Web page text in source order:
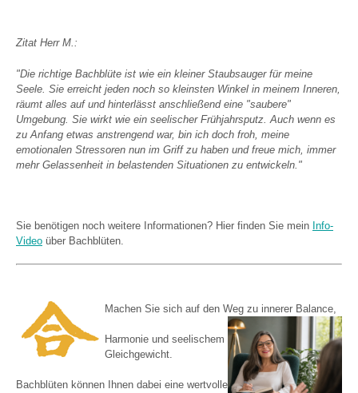
Zitat Herr M.:
"Die richtige Bachblüte ist wie ein kleiner Staubsauger für meine
Seele. Sie erreicht jeden noch so kleinsten Winkel in meinem Inneren,
räumt alles auf und hinterlässt anschließend eine "saubere"
Umgebung. Sie wirkt wie ein seelischer Frühjahrsputz. Auch wenn es
zu Anfang etwas anstrengend war, bin ich doch froh, meine
emotionalen Stressoren nun im Griff zu haben und freue mich, immer
mehr Gelassenheit in belastenden Situationen zu entwickeln."
Sie benötigen noch weitere Informationen? Hier finden Sie mein Info-
Video über Bachblüten.
Machen Sie sich auf den Weg zu innerer Balance,
Harmonie und seelischem
Gleichgewicht.
Bachblüten können Ihnen dabei eine wertvolle